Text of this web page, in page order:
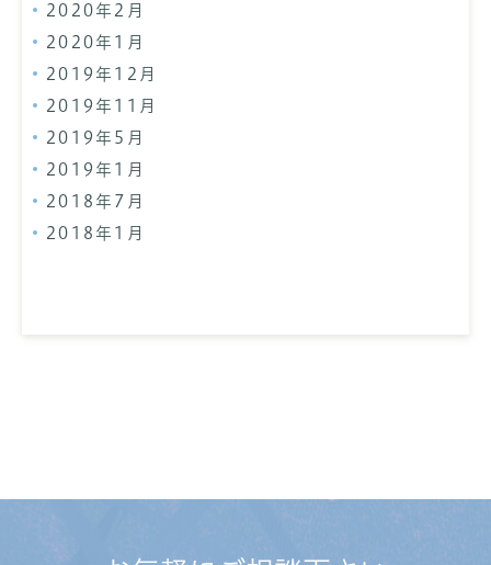
2020年2月
2020年1月
2019年12月
2019年11月
2019年5月
2019年1月
2018年7月
2018年1月